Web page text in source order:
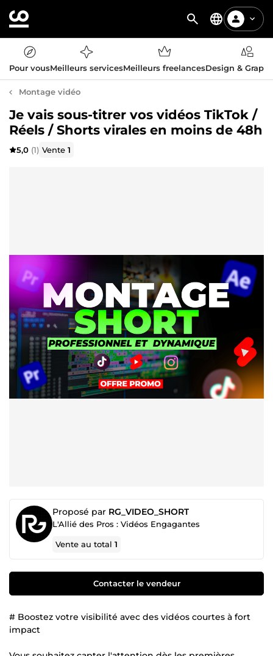
Pour vousMeilleurs servicesMeilleurs freelancesDesign &
Montage vidéo
Je vais sous-titrer vos vidéos TikTok /
Réels / Shorts virales en moins de 48h
5,0 (1) Vente1
Proposé par RG_VIDEO_SHORT
L'Allié des Pros : Vidéos Engagantes
Vente au total1
Contacter le vendeur
# Boostez votre visibilité avec des vidéos courtes à fort
impact